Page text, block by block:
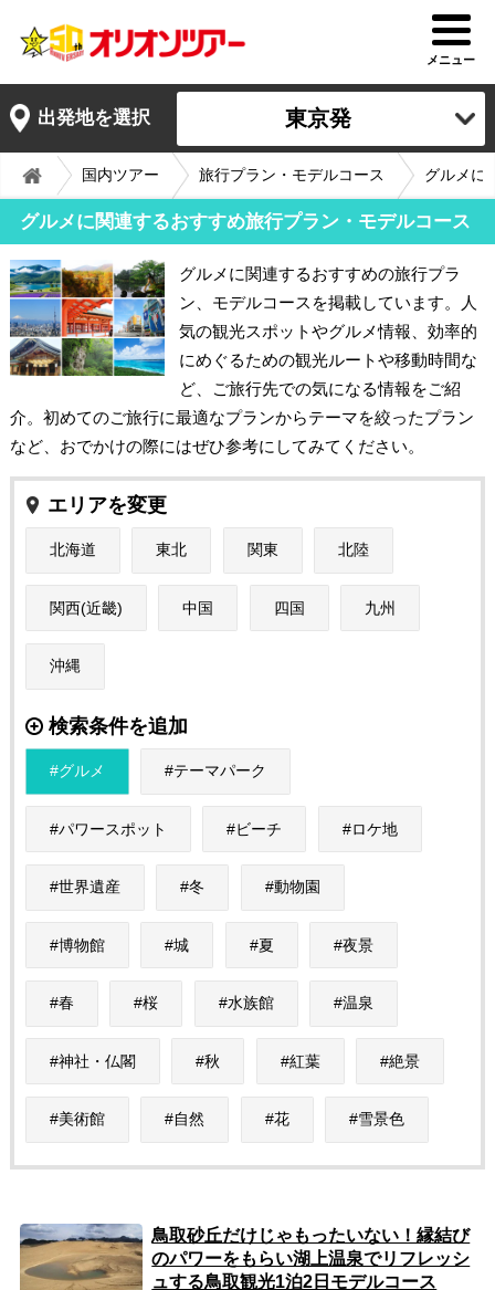
メニュー
出発地を選択 東京発
国内ツアー 旅行プラン・モデルコース グルメに
グルメに関連するおすすめ旅行プラン・モデルコース
グルメに関連するおすすめの旅行プラ
ン、モデルコースを掲載しています。人
気の観光スポットやグルメ情報、効率的
にめぐるための観光ルートや移動時間な
ど、ご旅行先での気になる情報をご紹
介。初めてのご旅行に最適なプランからテーマを絞ったプラン
など、おでかけの際にはぜひ参考にしてみてください。
エリアを変更
北海道 東北 関東 北陸
関西(近畿) 中国 四国 九州
沖縄
検索条件を追加
グルメ テーマパーク
パワースポット ビーチ ロケ地
世界遺産 冬 動物園
博物館 城 夏 夜景
春 桜 水族館 温泉
神社・仏閣 秋 紅葉 絶景
美術館 自然 花 雪景色
鳥取砂丘だけじゃもったいない！縁結び
のパワーをもらい湖上温泉でリフレッシ
ュする鳥取観光1泊2日モデルコース